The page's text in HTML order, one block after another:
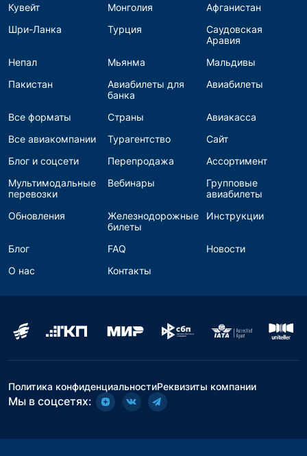
Кувейт
Монголия
Афганистан
Шри-Ланка
Турция
Саудовская
Аравия
Непал
Мьянма
Мальдивы
Пакистан
Авиабилеты для
банка
Авиабилеты
Все форматы Страны
Авиакасса
Все авиакомпании
Турагентство
Сайт
Блог и соцсети
Перепродажа
Ассортимент
Мультимодальные
перевозки
Вебинары
Групповые
авиабилеты
Обновления
Железнодорожные
билеты
Инструкции
Блог FAQ
Новости
О нас
Контакты
Политика конфиденциальностиРеквизиты компании
Мы в соцсетях: